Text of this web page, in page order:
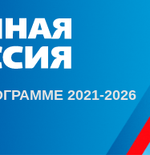
2021-2026